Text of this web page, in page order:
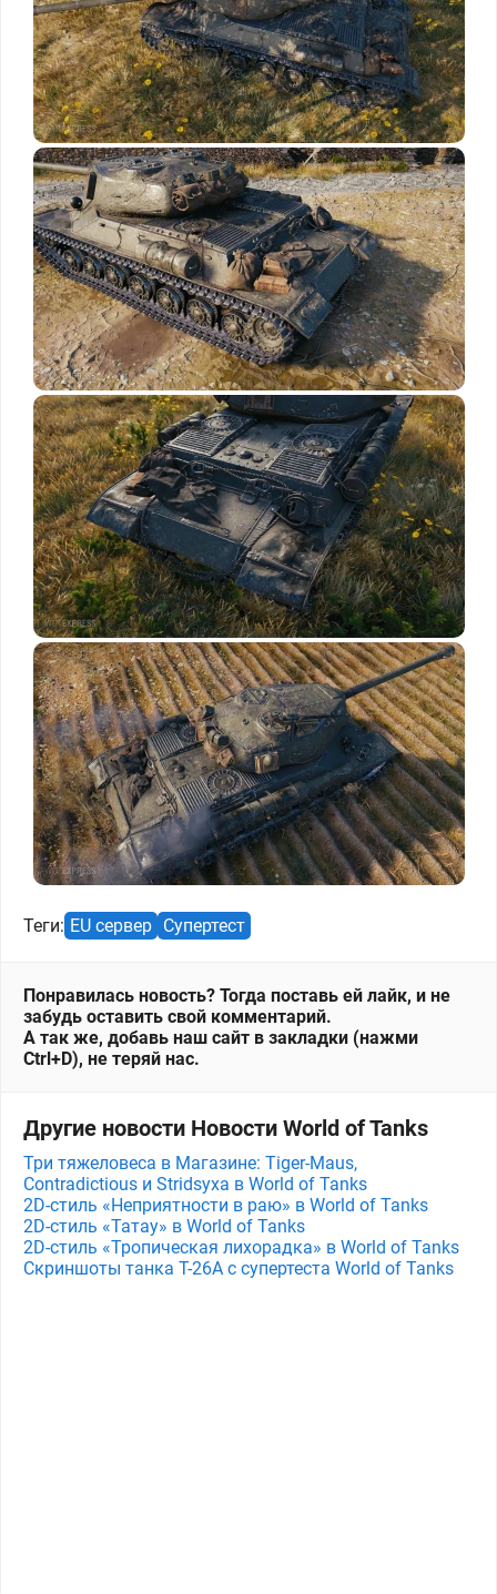
Теги: EU сервер Супертест
Понравилась новость? Тогда поставь ей лайк, и не
забудь оставить свой комментарий.
А так же, добавь наш сайт в закладки (нажми
Ctrl+D), не теряй нас.
Другие новости Новости World of Tanks
Три тяжеловеса в Магазине: Tiger-Maus,
Contradictious и Stridsyxa в World of Tanks
2D-стиль «Неприятности в раю» в World of Tanks
2D-стиль «Татау» в World of Tanks
2D-стиль «Тропическая лихорадка» в World of Tanks
Скриншоты танка T-26A с супертеста World of Tanks